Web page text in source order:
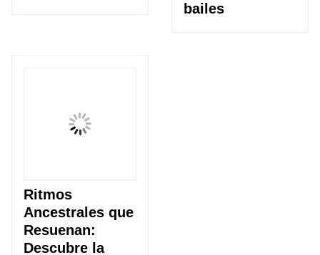
bailes
Ritmos
Ancestrales que
Resuenan:
Descubre la